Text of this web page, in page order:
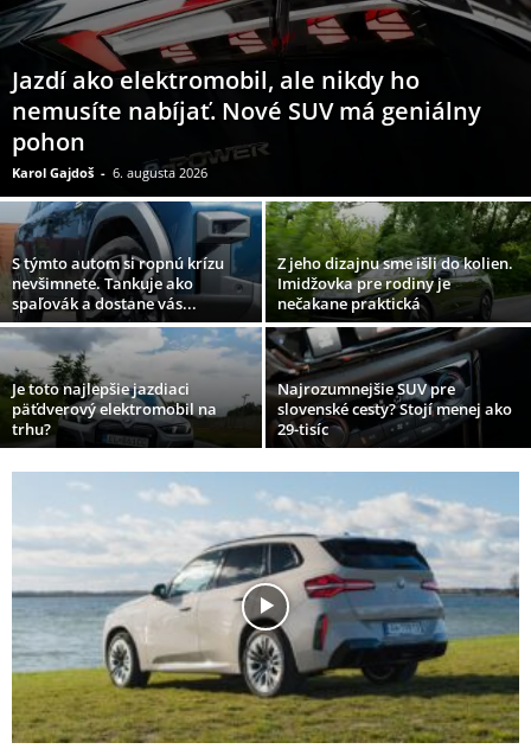
Jazdí ako elektromobil, ale nikdy ho
nemusíte nabíjať. Nové SUV má geniálny
pohon
Karol Gajdoš - 6. augusta 2026
S týmto autom si ropnú krízu
nevšimnete. Tankuje ako
spaľovák a dostane vás...
Z jeho dizajnu sme išli do kolien.
Imidžovka pre rodiny je
nečakane praktická
Je toto najlepšie jazdiaci
päťdverový elektromobil na
trhu?
Najrozumnejšie SUV pre
slovenské cesty? Stojí menej ako
29-tisíc